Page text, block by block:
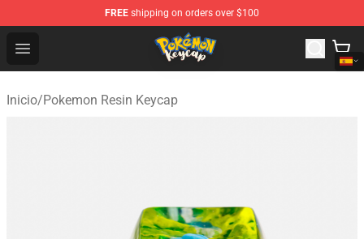
FREE shipping on orders over $100
Open menu
Pokemon Keycap Shop - The Best Store of Pokemon
Inicio/Pokemon Resin Keycap